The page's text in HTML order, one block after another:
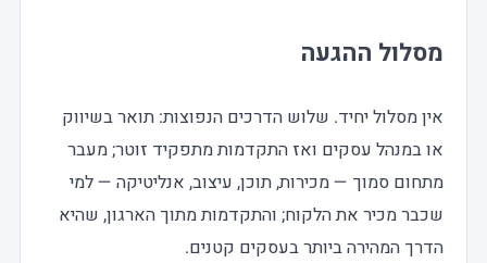
מסלול ההגעה
אין מסלול יחיד. שלוש הדרכים הנפוצות: תואר בשיווק
או במנהל עסקים ואז התקדמות מתפקיד זוטר; מעבר
מתחום סמוך — מכירות, תוכן, עיצוב, אנליטיקה — למי
שכבר מכיר את הלקוח; והתקדמות מתוך הארגון, שהיא
הדרך המהירה ביותר בעסקים קטנים.